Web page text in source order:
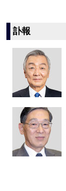
訃報